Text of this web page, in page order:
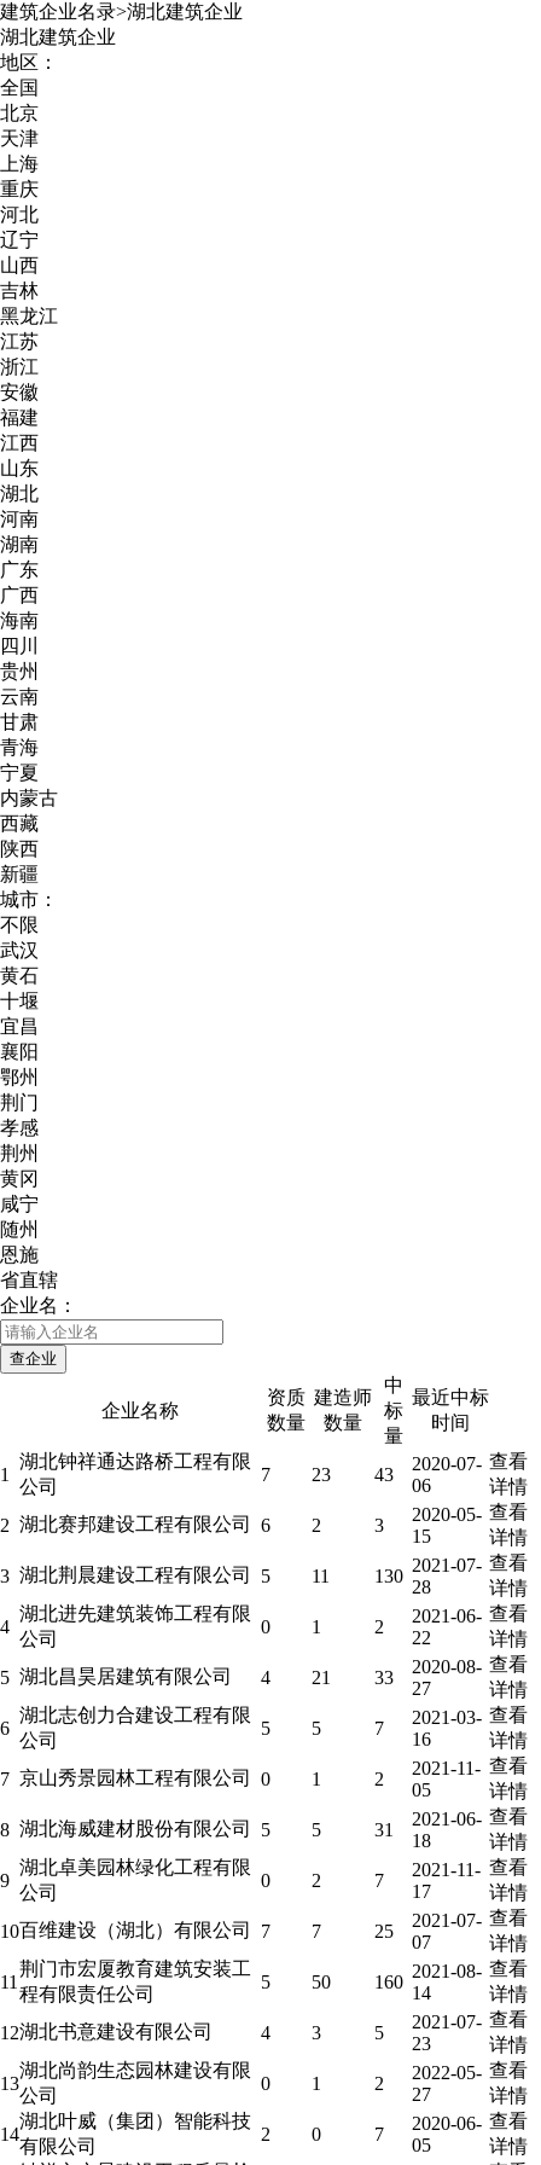
建筑企业名录>湖北建筑企业
湖北建筑企业
地区：
全国
北京
天津
上海
重庆
河北
辽宁
山西
吉林
黑龙江
江苏
浙江
安徽
福建
江西
山东
湖北
河南
湖南
广东
广西
海南
四川
贵州
云南
甘肃
青海
宁夏
内蒙古
西藏
陕西
新疆
城市：
不限
武汉
黄石
十堰
宜昌
襄阳
鄂州
荆门
孝感
荆州
黄冈
咸宁
随州
恩施
省直辖
企业名：
企业名称
资质
数量
建造师
数量
中
标
量
最近中标
时间
1
湖北钟祥通达路桥工程有限
公司
7 23 43
2020-07-
06
查看
详情
2 湖北赛邦建设工程有限公司 6 2 3
2020-05-
15
查看
详情
3 湖北荆晨建设工程有限公司 5 11 130
2021-07-
28
查看
详情
4
湖北进先建筑装饰工程有限
公司
0 1 2
2021-06-
22
查看
详情
5 湖北昌昊居建筑有限公司 4 21 33
2020-08-
27
查看
详情
6
湖北志创力合建设工程有限
公司
5 5 7
2021-03-
16
查看
详情
7 京山秀景园林工程有限公司 0 1 2
2021-11-
05
查看
详情
8 湖北海威建材股份有限公司 5 5 31
2021-06-
18
查看
详情
9
湖北卓美园林绿化工程有限
公司
0 2 7
2021-11-
17
查看
详情
10百维建设（湖北）有限公司 7 7 25
2021-07-
07
查看
详情
11
荆门市宏厦教育建筑安装工
程有限责任公司
5 50 160
2021-08-
14
查看
详情
12湖北书意建设有限公司 4 3 5
2021-07-
23
查看
详情
13
湖北尚韵生态园林建设有限
公司
0 1 2
2022-05-
27
查看
详情
14
湖北叶威（集团）智能科技
有限公司
2 0 7
2020-06-
05
查看
详情